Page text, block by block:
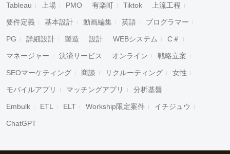
Tableau 上場 PMO 有楽町 Tiktok 上流工程
要件定義 基本設計 動画編集 英語 プログラマー
PG 詳細設計 製造 設計 WEBシステム C＃
マネージャー 決済サービス オンライン 戦略立案
SEOマーケティング 商談 リクルーティング 女性
モバイルアプリ マッチングアプリ 分析基盤
Embulk ETL ELT Workship限定案件 イチジュウ
ChatGPT